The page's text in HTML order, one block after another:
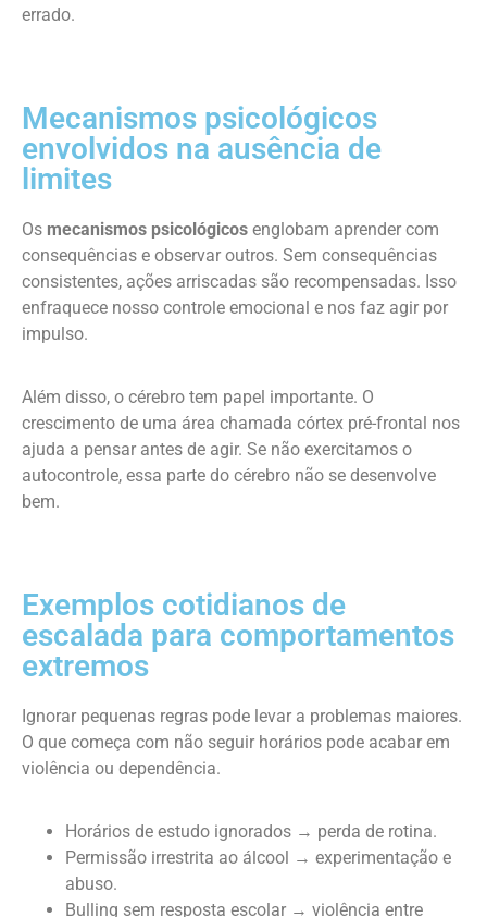
errado.
Mecanismos psicológicos
envolvidos na ausência de
limites
Os mecanismos psicológicos englobam aprender com
consequências e observar outros. Sem consequências
consistentes, ações arriscadas são recompensadas. Isso
enfraquece nosso controle emocional e nos faz agir por
impulso.
Além disso, o cérebro tem papel importante. O
crescimento de uma área chamada córtex pré-frontal nos
ajuda a pensar antes de agir. Se não exercitamos o
autocontrole, essa parte do cérebro não se desenvolve
bem.
Exemplos cotidianos de
escalada para comportamentos
extremos
Ignorar pequenas regras pode levar a problemas maiores.
O que começa com não seguir horários pode acabar em
violência ou dependência.
Horários de estudo ignorados → perda de rotina.
Permissão irrestrita ao álcool → experimentação e
abuso.
Bulling sem resposta escolar → violência entre